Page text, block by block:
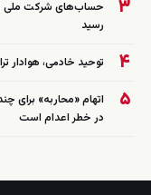
۳
حساب‌های شرکت ملی
رسید
۴ توحید خادمی، هوادار تراختور
۵
در خطر اعدام است